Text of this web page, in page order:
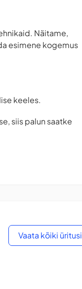
Näitame,
esimene kogemus
keeles.
siis palun saatke
Vaata kõiki üritusi